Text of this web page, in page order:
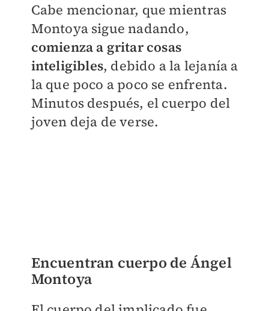
Cabe mencionar, que mientras
Montoya sigue nadando,
comienza a gritar cosas
inteligibles, debido a la lejanía a
la que poco a poco se enfrenta.
Minutos después, el cuerpo del
joven deja de verse.
Encuentran cuerpo de Ángel
Montoya